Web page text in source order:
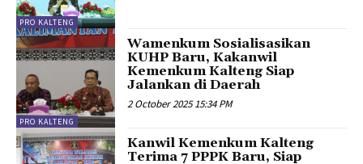
PRO KALTENG
PRO KALTENG
Wamenkum Sosialisasikan
KUHP Baru, Kakanwil
Kemenkum Kalteng Siap
Jalankan di Daerah
2 October 2025 15:34 PM
Kanwil Kemenkum Kalteng
Terima 7 PPPK Baru, Siap